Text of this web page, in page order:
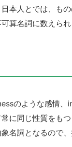
本人とでは、も
算名詞に数えら
のような感情
に同じ性質をも
名詞となるので